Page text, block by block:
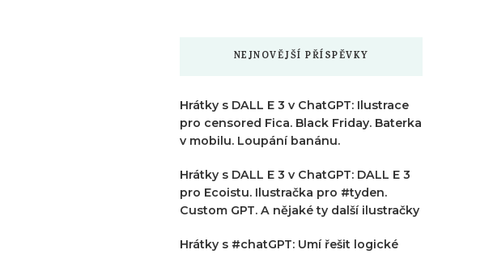
NEJNOVĚJŠÍ PŘÍSPĚVKY
Hrátky s DALL E 3 v ChatGPT: Ilustrace
pro censored Fica. Black Friday. Baterka
v mobilu. Loupání banánu.
Hrátky s DALL E 3 v ChatGPT: DALL E 3
pro Ecoistu. Ilustračka pro #tyden.
Custom GPT. A nějaké ty další ilustračky
Hrátky s #chatGPT: Umí řešit logické